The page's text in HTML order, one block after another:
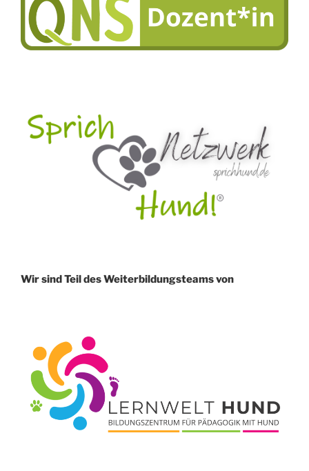
Wir sind Teil des Weiterbildungsteams von